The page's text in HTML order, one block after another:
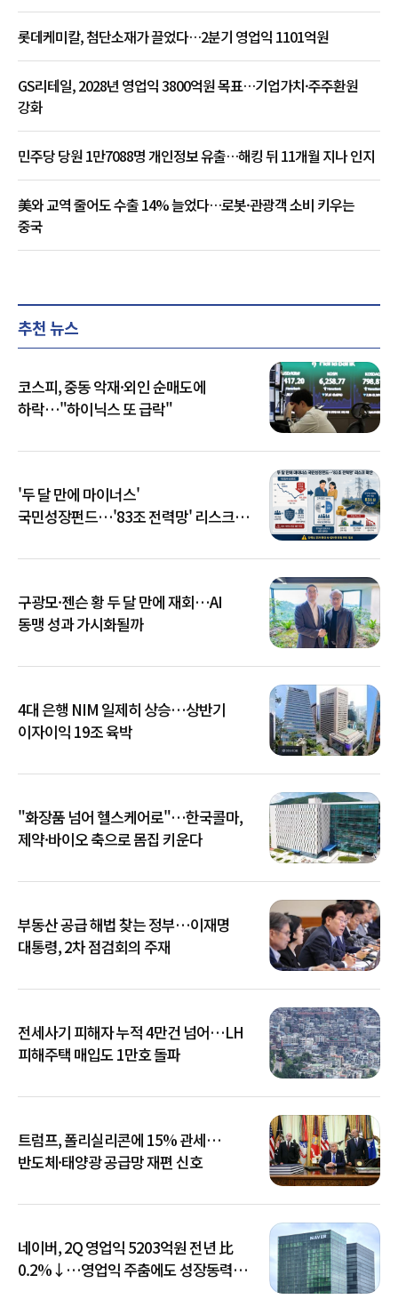
롯데케미칼, 첨단소재가 끌었다…2분기 영업익 1101억원
GS리테일, 2028년 영업익 3800억원 목표…기업가치·주주환원
강화
민주당 당원 1만7088명 개인정보 유출…해킹 뒤 11개월 지나 인지
美와 교역 줄어도 수출 14% 늘었다…로봇·관광객 소비 키우는
중국
추천 뉴스
코스피, 중동 악재·외인 순매도에
하락…"하이닉스 또 급락"
'두 달 만에 마이너스'
국민성장펀드…'83조 전력망' 리스크
구광모·젠슨 황 두 달 만에 재회…AI
동맹 성과 가시화될까
4대 은행 NIM 일제히 상승…상반기
이자이익 19조 육박
"화장품 넘어 헬스케어로"…한국콜마,
제약·바이오 축으로 몸집 키운다
부동산 공급 해법 찾는 정부…이재명
대통령, 2차 점검회의 주재
전세사기 피해자 누적 4만건 넘어…LH
피해주택 매입도 1만호 돌파
트럼프, 폴리실리콘에 15% 관세…
반도체·태양광 공급망 재편 신호
네이버, 2Q 영업익 5203억원 전년 比
0.2%↓…영업익 주춤에도 성장동력